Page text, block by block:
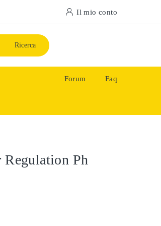
Il mio conto
Ricerca
Forum Faq
Ph